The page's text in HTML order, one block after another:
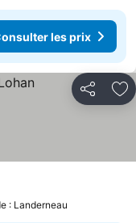
les prix
Partager
: Landerneau